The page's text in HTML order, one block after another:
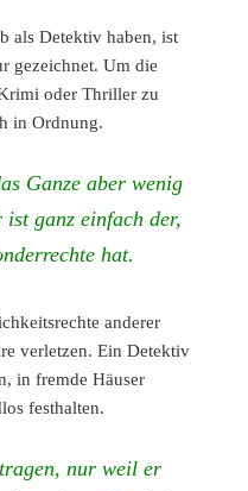
als Detektiv haben, ist
gezeichnet. Um die
oder Thriller zu
in Ordnung.
Ganze aber wenig
ganz einfach der,
hat.
anderer
verletzen. Ein Detektiv
in fremde Häuser
festhalten.
nur weil er